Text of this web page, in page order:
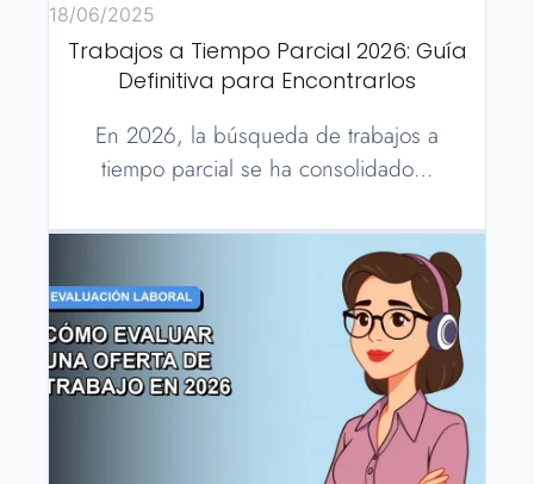
18/06/2025
Trabajos a Tiempo Parcial 2026: Guía
Definitiva para Encontrarlos
En 2026, la búsqueda de trabajos a
tiempo parcial se ha consolidado…